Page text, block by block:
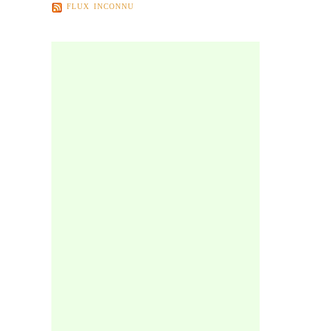
FLUX INCONNU